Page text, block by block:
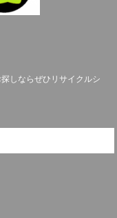
しならぜひリサイクルシ